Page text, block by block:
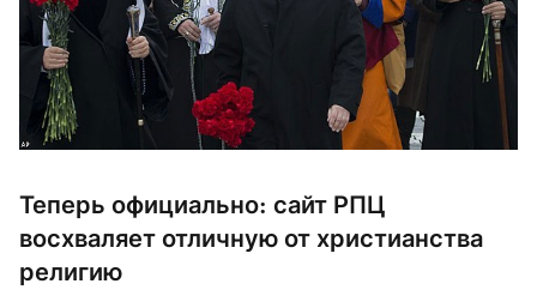
Теперь официально: сайт РПЦ
восхваляет отличную от христианства
религию